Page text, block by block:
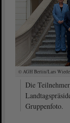
© AGH Berlin/Lars
Die
Gruppenfoto.